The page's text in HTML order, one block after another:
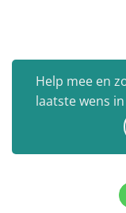
Help mee en
laatste wens